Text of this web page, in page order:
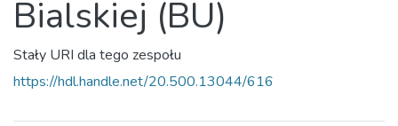
Bialskiej (BU)
Stały URI dla tego zespołu
https://hdl.handle.net/20.500.13044/616